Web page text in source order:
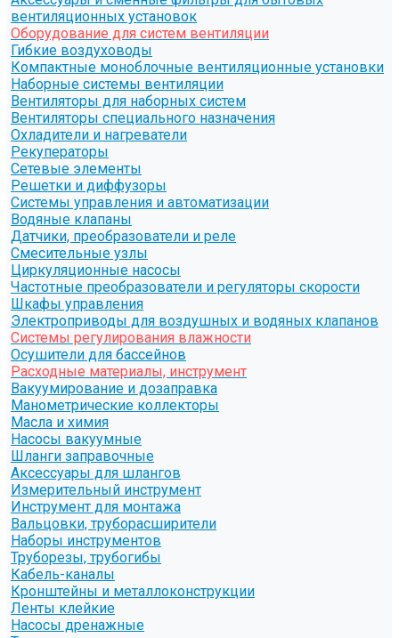
вентиляционных установок
Оборудование для систем вентиляции
Гибкие воздуховоды
Компактные моноблочные вентиляционные установки
Наборные системы вентиляции
Вентиляторы для наборных систем
Вентиляторы специального назначения
Охладители и нагреватели
Рекуператоры
Сетевые элементы
Решетки и диффузоры
Системы управления и автоматизации
Водяные клапаны
Датчики, преобразователи и реле
Смесительные узлы
Циркуляционные насосы
Частотные преобразователи и регуляторы скорости
Шкафы управления
Электроприводы для воздушных и водяных клапанов
Системы регулирования влажности
Осушители для бассейнов
Расходные материалы, инструмент
Вакуумирование и дозаправка
Манометрические коллекторы
Масла и химия
Насосы вакуумные
Шланги заправочные
Аксессуары для шлангов
Измерительный инструмент
Инструмент для монтажа
Вальцовки, труборасширители
Наборы инструментов
Труборезы, трубогибы
Кабель-каналы
Кронштейны и металлоконструкции
Ленты клейкие
Насосы дренажные